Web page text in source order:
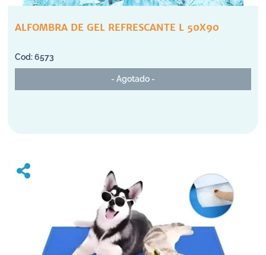
ALFOMBRA DE GEL REFRESCANTE L 50X90
6573
- Agotado -